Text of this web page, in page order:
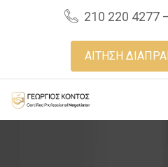
210 220 4277
ΑΙΤΗΣΗ